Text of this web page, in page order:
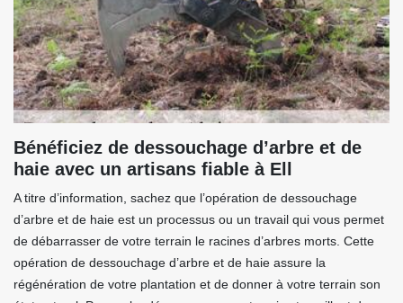
Bénéficiez de dessouchage d’arbre et de
haie avec un artisans fiable à Ell
A titre d’information, sachez que l’opération de dessouchage
d’arbre et de haie est un processus ou un travail qui vous permet
de débarrasser de votre terrain le racines d’arbres morts. Cette
opération de dessouchage d’arbre et de haie assure la
régénération de votre plantation et de donner à votre terrain son